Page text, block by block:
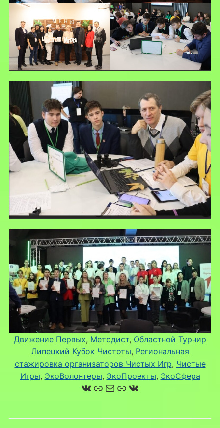
Движение Первых, Методист, Областной Турнир
Липецкий Кубок Чистоты, Региональная
стажировка организаторов Чистых Игр, Чистые
Игры, ЭкоВолонтеры, ЭкоПроекты, ЭкоСфера
ВКонтакте
Ссылка
Почта
Ссылка
ВКонтакте